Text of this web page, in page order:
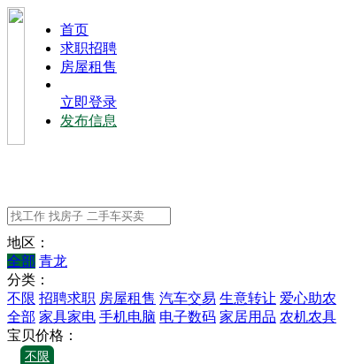
⾸⻚
求职招聘
房屋租售
立即登录
发布信息
地区：
全部 青龙
分类：
不限 招聘求职 房屋租售 汽车交易 生意转让 爱心助农
全部 家具家电 手机电脑 电子数码 家居用品 农机农具
宝贝价格：
不限